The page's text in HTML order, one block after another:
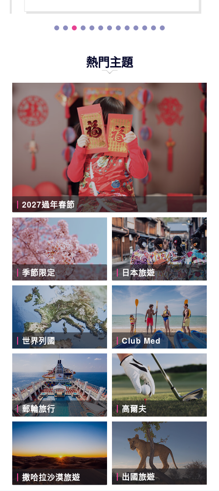
期！
熱門主題
2027過年春節
季節限定 日本旅遊
世界列國 Club Med
郵輪旅行 高爾夫
撒哈拉沙漠旅遊 出國旅遊